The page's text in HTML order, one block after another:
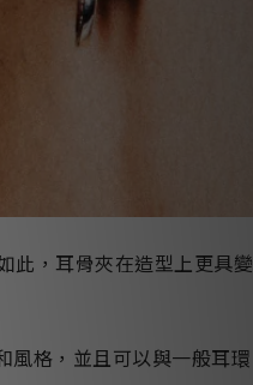
此，耳骨夾在造型上更具變
風格，並且可以與一般耳環